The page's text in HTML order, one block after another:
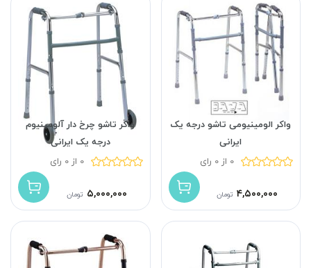
واکر الومینیومی تاشو درجه یک
ایرانی
0 از 0 رای
۴,۵۰۰,۰۰۰ تومان
واکر تاشو چرخ دار آلومینیوم
درجه یک ایرانی
0 از 0 رای
۵,۰۰۰,۰۰۰ تومان